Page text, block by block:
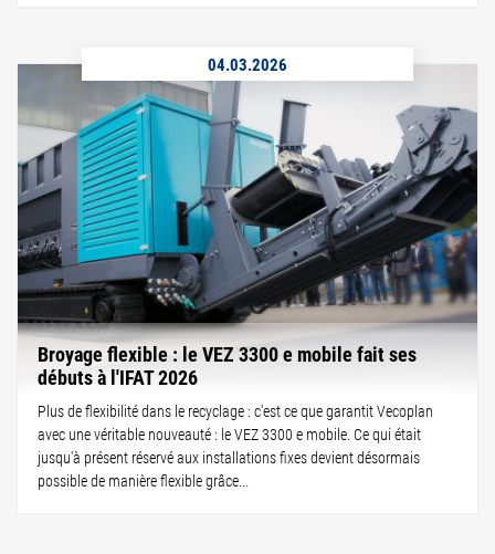
04.03.2026
Broyage flexible : le VEZ 3300 e mobile fait ses
débuts à l'IFAT 2026
Plus de flexibilité dans le recyclage : c'est ce que garantit Vecoplan
avec une véritable nouveauté : le VEZ 3300 e mobile. Ce qui était
jusqu'à présent réservé aux installations fixes devient désormais
possible de manière flexible grâce...